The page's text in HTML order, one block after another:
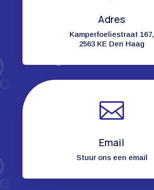
Adres
Kamperfoeliestraat 167,
2563 KE Den Haag

Email
Stuur ons een email